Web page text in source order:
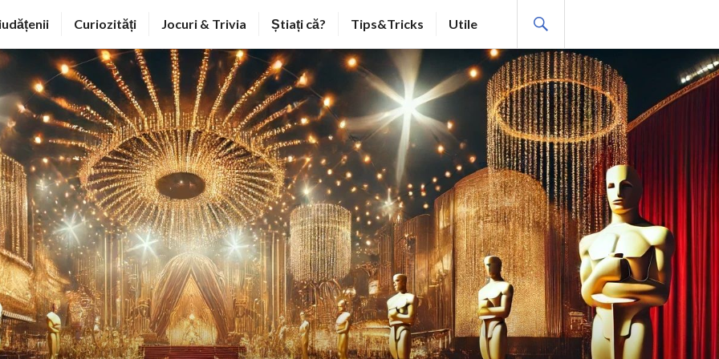
Curiozități Jocuri & Trivia Știați că? Tips&Tricks Utile